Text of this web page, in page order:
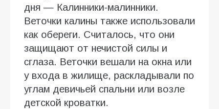
дня — Калинники-малинники.
Веточки калины также использовали
как обереги. Считалось, что они
защищают от нечистой силы и
сглаза. Веточки вешали на окна или
у входа в жилище, раскладывали по
углам девичьей спальни или возле
детской кроватки.